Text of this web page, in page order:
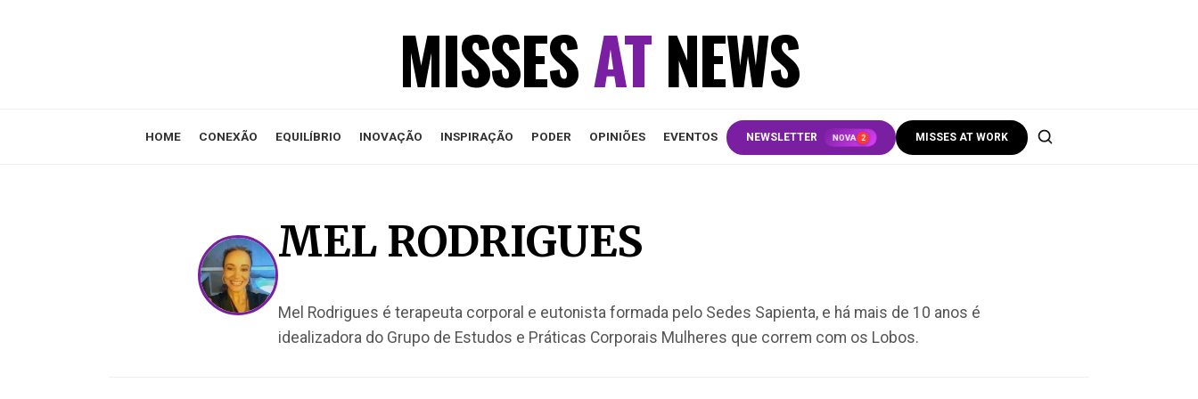
MISSESATNEWS
HOME CONEXÃO EQUILÍBRIO INOVAÇÃO INSPIRAÇÃO PODER OPINIÕES EVENTOS NEWSLETTER NOVA 2 MISSES AT WORK
MEL RODRIGUES
Mel Rodrigues é terapeuta corporal e eutonista formada pelo Sedes Sapienta, e há mais de 10 anos é
idealizadora do Grupo de Estudos e Práticas Corporais Mulheres que correm com os Lobos.